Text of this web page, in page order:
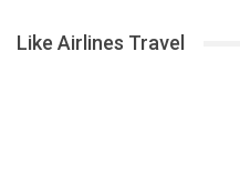
Like Airlines Travel